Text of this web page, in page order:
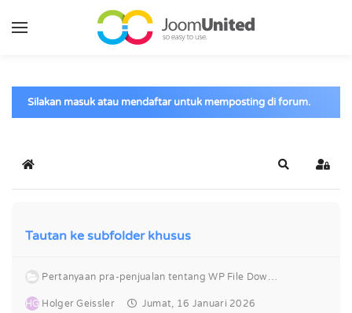
Lewati ke konten utama
Silakan masuk atau mendaftar untuk memposting di forum.
Berenda Cari
Tautan ke subfolder khusus
Pertanyaan pra-penjualan tentang WP File Download
HG Holger Geissler Jumat, 16 Januari 2026